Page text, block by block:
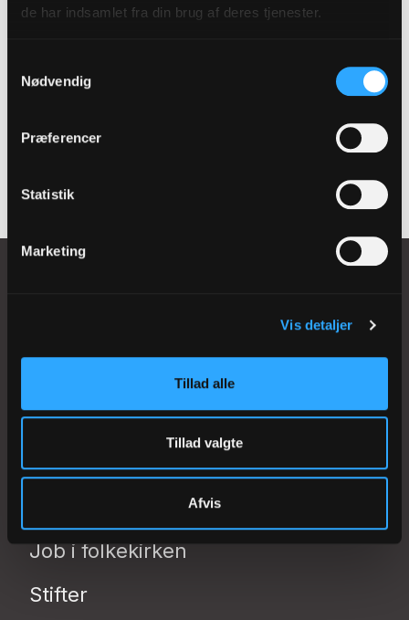
de har indsamlet fra din brug af deres tjenester.
Nødvendig
Præferencer
Statistik
Marketing
Vis detaljer
Tillad alle
Tillad valgte
Afvis
nyhedsbrev
Tilmeld
redaktion@folkekirken.dk
Nyheder
Find præst eller kirke
Job i folkekirken
Stifter